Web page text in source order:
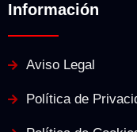
Información
Aviso Legal
Política de